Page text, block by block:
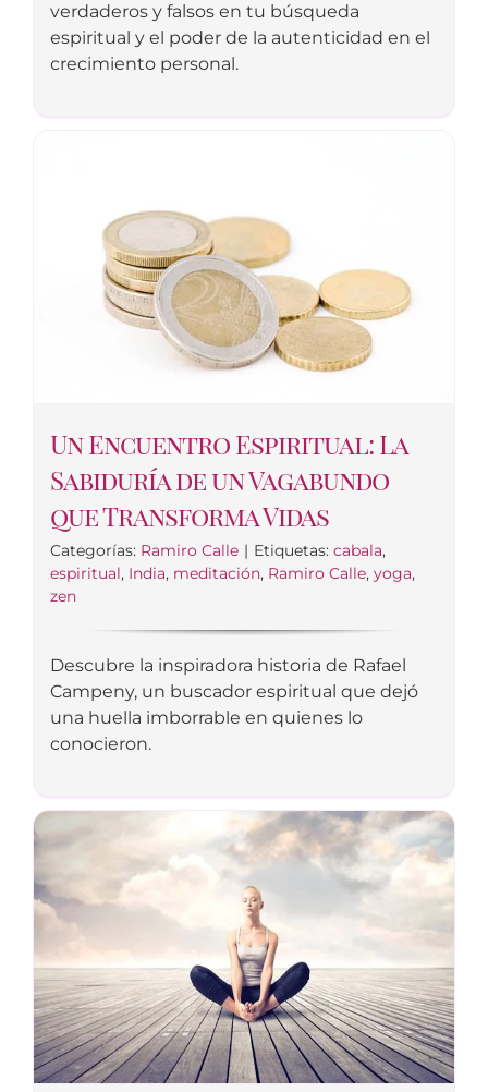
verdaderos y falsos en tu búsqueda
espiritual y el poder de la autenticidad en el
crecimiento personal.
Un Encuentro Espiritual: La
Sabiduría de un Vagabundo
que Transforma Vidas
Categorías: Ramiro Calle | Etiquetas: cabala,
espiritual, India, meditación, Ramiro Calle, yoga,
zen
Descubre la inspiradora historia de Rafael
Campeny, un buscador espiritual que dejó
una huella imborrable en quienes lo
conocieron.